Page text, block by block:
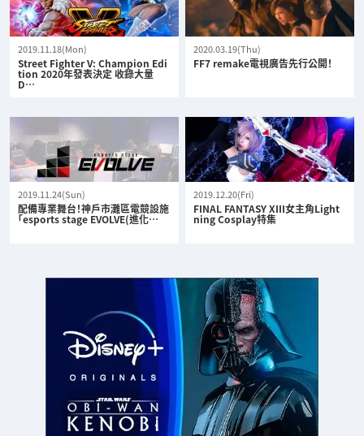
2019.11.18(Mon)
Street Fighter V: Champion Edi
tion 2020年發表決定 收錄大量
D…
2020.03.19(Thu)
FF7 remake電視廣告先行公開！
2019.11.24(Sun)
配備專業舞台！神戶市灘區電競設施
「esports stage EVOLVE(進化…
2019.12.20(Fri)
FINAL FANTASY XIII女主角Light
ning Cosplay特集